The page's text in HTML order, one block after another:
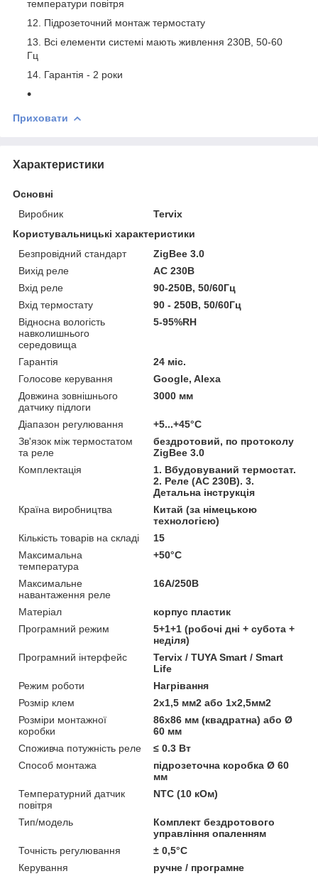
температури повітря
Підрозеточний монтаж термостату
Всі елементи системі мають живлення 230В, 50-60
Гц
Гарантія - 2 роки
Приховати
Характеристики
Основні
Виробник
Tervix
Користувальницькі характеристики
Безпровідний стандарт
ZigBee 3.0
Вихід реле
AC 230В
Вхід реле
90-250В, 50/60Гц
Вхід термостату
90 - 250В, 50/60Гц
Відносна вологість
навколишнього
середовища
5-95%RH
Гарантія
24 міс.
Голосове керування
Google, Alexa
Довжина зовнішнього
датчику підлоги
3000 мм
Діапазон регулювання
+5...+45°С
Зв'язок між термостатом
та реле
бездротовий, по протоколу
ZigBee 3.0
Комплектація
1. Вбудовуваний термостат.
2. Реле (AC 230В). 3.
Детальна інструкція
Країна виробництва
Китай (за німецькою
технологією)
Кількість товарів на складі
15
Максимальна
температура
+50°С
Максимальне
навантаження реле
16А/250В
Матеріал
корпус пластик
Програмний режим
5+1+1 (робочі дні + субота +
неділя)
Програмний інтерфейс
Tervix / TUYA Smart / Smart
Life
Режим роботи
Нагрівання
Розмір клем
2х1,5 мм2 або 1х2,5мм2
Розміри монтажної
коробки
86х86 мм (квадратна) або Ø
60 мм
Споживча потужність реле
≤ 0.3 Вт
Способ монтажа
підрозеточна коробка Ø 60
мм
Температурний датчик
повітря
NTC (10 кОм)
Тип/модель
Комплект бездротового
управління опаленням
Точність регулювання
± 0,5°С
Керування
ручне / програмне